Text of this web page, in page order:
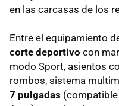
en las carcasas de los
Entre el equipamiento
corte deportivo con
modo Sport, asientos
rombos, sistema
7 pulgadas (compatible